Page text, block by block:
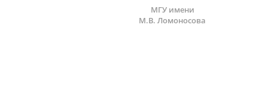
МГУ имени
М.В. Ломоносова